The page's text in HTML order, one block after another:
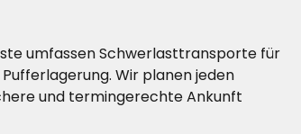
umfassen Schwerlasttransporte für
Wir planen jeden
und termingerechte Ankunft